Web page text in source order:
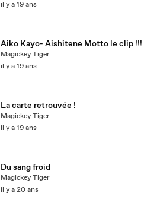
il y a 19 ans
Aiko Kayo- Aishitene Motto le clip !!!
Magickey Tiger
il y a 19 ans
La carte retrouvée !
Magickey Tiger
il y a 19 ans
Du sang froid
Magickey Tiger
il y a 20 ans